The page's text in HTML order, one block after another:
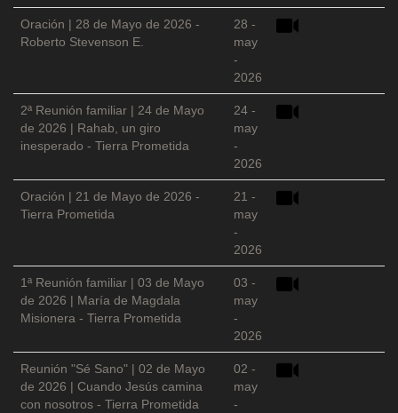
Oración | 28 de Mayo de 2026 -
Roberto Stevenson E.
28 -
may
-
2026
2ª Reunión familiar | 24 de Mayo
de 2026 | Rahab, un giro
inesperado - Tierra Prometida
24 -
may
-
2026
Oración | 21 de Mayo de 2026 -
Tierra Prometida
21 -
may
-
2026
1ª Reunión familiar | 03 de Mayo
de 2026 | María de Magdala
Misionera - Tierra Prometida
03 -
may
-
2026
Reunión "Sé Sano" | 02 de Mayo
de 2026 | Cuando Jesús camina
con nosotros - Tierra Prometida
02 -
may
-